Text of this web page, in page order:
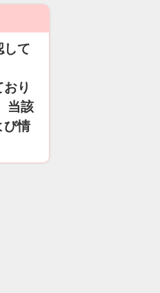
して
り
当該
び情